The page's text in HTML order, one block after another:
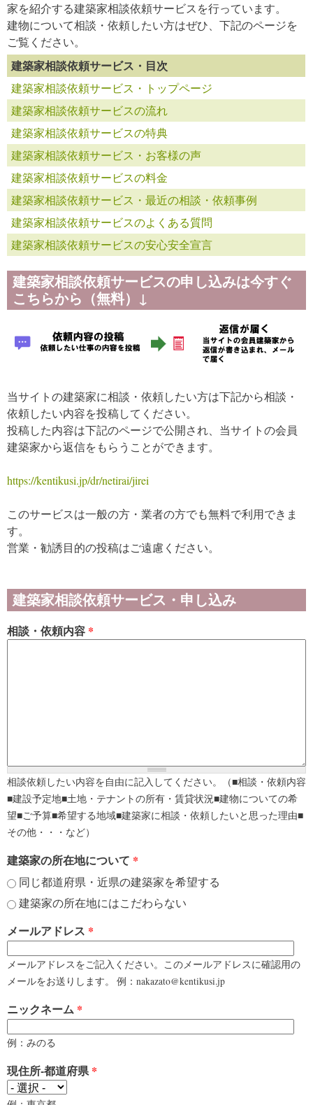
家を紹介する建築家相談依頼サービスを行っています。
建物について相談・依頼したい方はぜひ、下記のページを
ご覧ください。
建築家相談依頼サービス・目次
建築家相談依頼サービス・トップページ
建築家相談依頼サービスの流れ
建築家相談依頼サービスの特典
建築家相談依頼サービス・お客様の声
建築家相談依頼サービスの料金
建築家相談依頼サービス・最近の相談・依頼事例
建築家相談依頼サービスのよくある質問
建築家相談依頼サービスの安心安全宣言
建築家相談依頼サービスの申し込みは今すぐ
こちらから（無料）↓
当サイトの建築家に相談・依頼したい方は下記から相談・
依頼したい内容を投稿してください。
投稿した内容は下記のページで公開され、当サイトの会員
建築家から返信をもらうことができます。
https://kentikusi.jp/dr/netirai/jirei
このサービスは一般の方・業者の方でも無料で利用できま
す。
営業・勧誘目的の投稿はご遠慮ください。
建築家相談依頼サービス・申し込み
相談・依頼内容 *
相談依頼したい内容を自由に記入してください。（■相談・依頼内容
■建設予定地■土地・テナントの所有・賃貸状況■建物についての希
望■ご予算■希望する地域■建築家に相談・依頼したいと思った理由■
その他・・・など）
建築家の所在地について *
同じ都道府県・近県の建築家を希望する
建築家の所在地にはこだわらない
メールアドレス *
メールアドレスをご記入ください。このメールアドレスに確認用の
メールをお送りします。 例：nakazato@kentikusi.jp
ニックネーム *
例：みのる
現住所-都道府県*